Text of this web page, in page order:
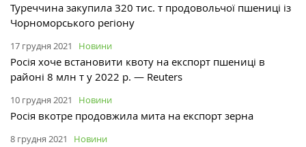
Туреччина закупила 320 тис. т продовольчої пшениці із
Чорноморського регіону
17 грудня 2021 Новини
Росія хоче встановити квоту на експорт пшениці в
районі 8 млн т у 2022 р. — Reuters
10 грудня 2021 Новини
Росія вкотре продовжила мита на експорт зерна
8 грудня 2021 Новини